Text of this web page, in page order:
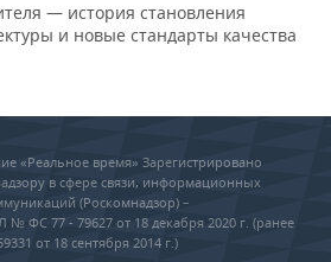
— история становления
и новые стандарты качества
«Реальное время» Зарегистрировано
в сфере связи, информационных
(Роскомнадзор) –
ФС 77 - 79627 от 18 декабря 2020 г. (ранее
от 18 сентября 2014 г.)